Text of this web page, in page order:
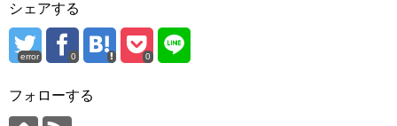
シェアする
error 0 0
フォローする